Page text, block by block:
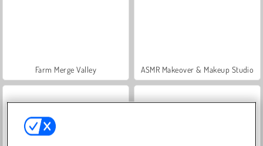
Farm Merge Valley ASMR Makeover & Makeup Studio